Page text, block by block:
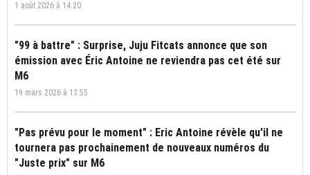
1 août 2026 à 14:20
"99 à battre" : Surprise, Juju Fitcats annonce que son
émission avec Éric Antoine ne reviendra pas cet été sur
M6
19 mars 2026 à 13:55
"Pas prévu pour le moment" : Eric Antoine révèle qu'il ne
tournera pas prochainement de nouveaux numéros du
"Juste prix" sur M6